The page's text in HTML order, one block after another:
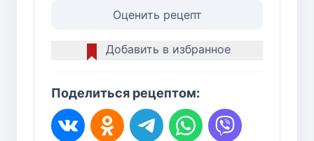
Оценить рецепт
Добавить в избранное
Поделиться рецептом: